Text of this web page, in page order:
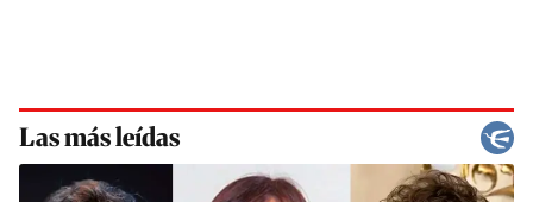
Las más leídas